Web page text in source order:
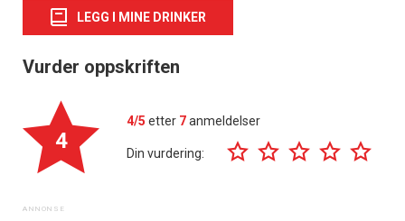
LEGG I MINE DRINKER
Vurder oppskriften
4
4/5 etter 7anmeldelser
Din vurdering: